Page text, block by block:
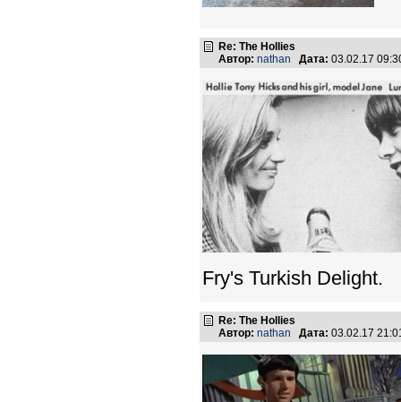
Re: The Hollies
Автор: nathan Дата: 03.02.17
Fry's Turkish Delight.
Re: The Hollies
Автор: nathan Дата: 03.02.17